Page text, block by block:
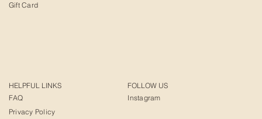
Gift Card
HELPFUL LINKS
FAQ
Privacy Policy
FOLLOW US
Instagram